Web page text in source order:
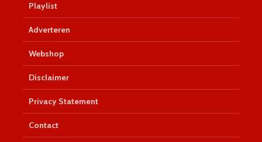
Playlist
Adverteren
Webshop
Disclaimer
Privacy Statement
Contact